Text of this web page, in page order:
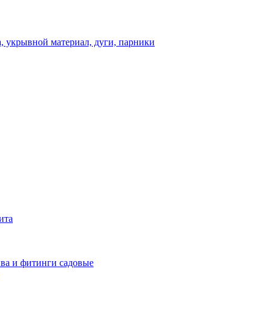
укрывной материал, дуги, парники
и фитинги садовые